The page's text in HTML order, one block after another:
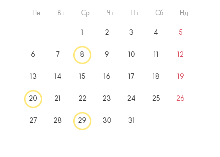
Пн Вт Ср Чт Пт Сб Нд
1 2 3 4 5
6 7 8 9 10 11 12
13 14 15 16 17 18 19
20 21 22 23 24 25 26
27 28 29 30 31